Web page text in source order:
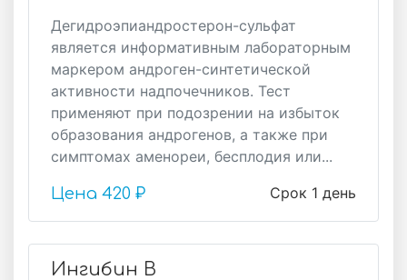
Дегидроэпиандростерон-сульфат
является информативным лабораторным
маркером андроген-синтетической
активности надпочечников. Тест
применяют при подозрении на избыток
образования андрогенов, а также при
симптомах аменореи, бесплодия или...
Срок 1 день
Цена 420 ₽
Ингибин В